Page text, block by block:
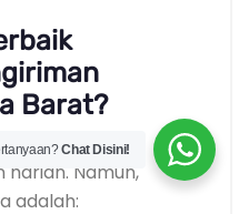
Barat?
setiap hari
Namun,
adalah:
Chat Disini!